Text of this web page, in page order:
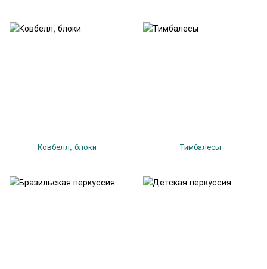
Ковбелл, блоки Тимбалесы